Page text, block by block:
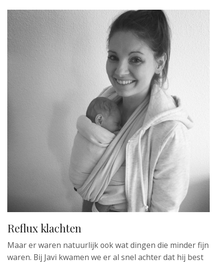
Reflux klachten
Maar er waren natuurlijk ook wat dingen die minder fijn
waren. Bij Javi kwamen we er al snel achter dat hij best